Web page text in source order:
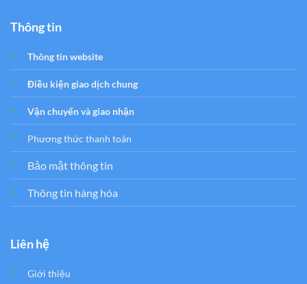
Thông tin
Thông tin website
Điều kiện giao dịch chung
Vận chuyển và giao nhận
Phương thức thanh toán
Bảo mật thông tin
Thông tin hàng hóa
Liên hệ
Giới thiệu